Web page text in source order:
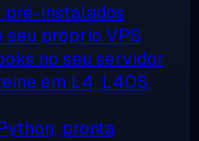
pré-instalados
seu próprio VPS
no seu servidor
em L4, L40S,
pronta